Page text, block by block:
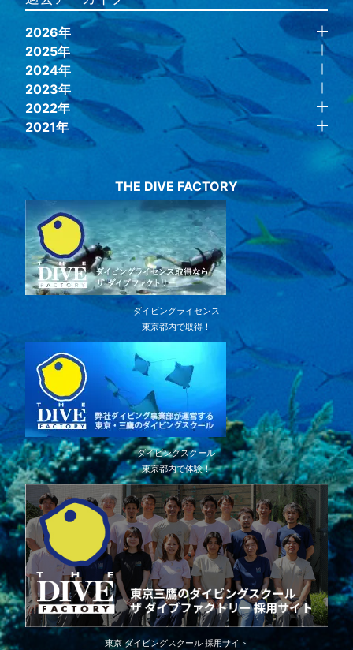
2026年
2025年
2024年
2023年
2022年
2021年
THE DIVE FACTORY
ダイビングライセンス
東京都内で取得！
ダイビングスクール
東京都内で体験！
東京 ダイビングスクール 採用サイト